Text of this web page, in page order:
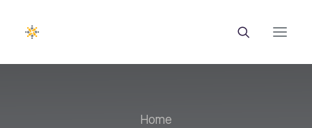
EUROTRAINING
Home